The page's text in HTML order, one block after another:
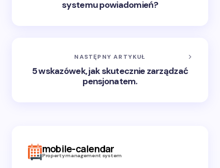
systemu powiadomień?
NASTĘPNY ARTYKUŁ
5 wskazówek, jak skutecznie zarządzać
pensjonatem.
mobile-calendar
Property management system